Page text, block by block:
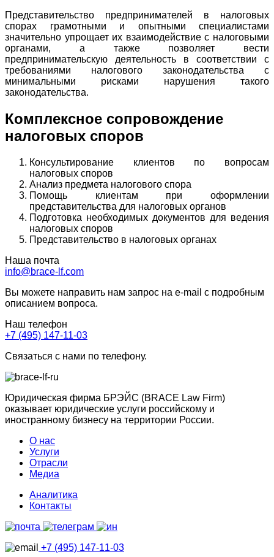
Представительство предпринимателей в налоговых
спорах грамотными и опытными специалистами
значительно упрощает их взаимодействие с налоговыми
органами, а также позволяет вести
предпринимательскую деятельность в соответствии с
требованиями налогового законодательства с
минимальными рисками нарушения такого
законодательства.
Комплексное сопровождение
налоговых споров
Консультирование клиентов по вопросам
налоговых споров
Анализ предмета налогового спора
Помощь клиентам при оформлении
представительства для налоговых органов
Подготовка необходимых документов для ведения
налоговых споров
Представительство в налоговых органах
Наша почта
info@brace-lf.com
Вы можете направить нам запрос на e-mail с подробным
описанием вопроса.
Наш телефон
+7 (495) 147-11-03
Связаться с нами по телефону.
Юридическая фирма БРЭЙС (BRACE Law Firm)
оказывает юридические услуги российскому и
иностранному бизнесу на территории России.
О нас
Услуги
Отрасли
Медиа
Аналитика
Контакты
+7 (495) 147-11-03